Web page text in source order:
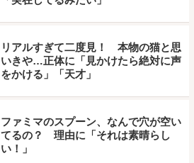
リアルすぎて二度見！ 本物の猫と思
いきや…正体に「見かけたら絶対に声
をかける」「天才」
ファミマのスプーン、なんで穴が空い
てるの？ 理由に「それは素晴らし
い！」